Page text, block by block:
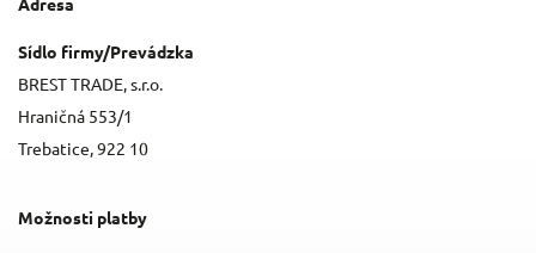
Sídlo firmy/Prevádzka
BREST TRADE, s.r.o.
Hraničná 553/1
Trebatice, 922 10
Možnosti platby